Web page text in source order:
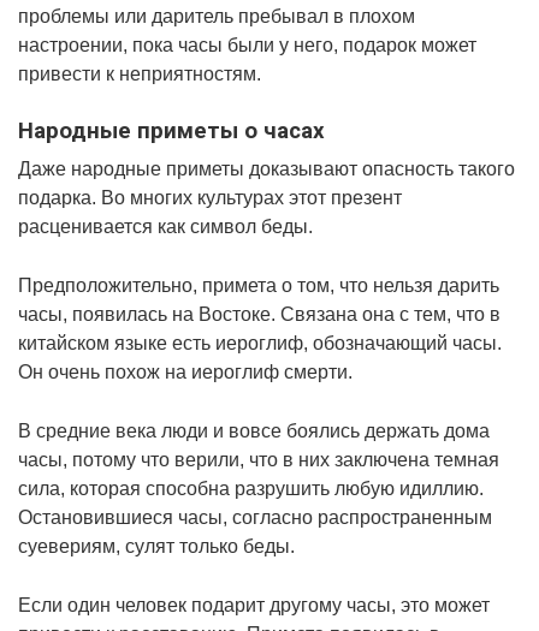
проблемы или даритель пребывал в плохом
настроении, пока часы были у него, подарок может
привести к неприятностям.
Народные приметы о часах
Даже народные приметы доказывают опасность такого
подарка. Во многих культурах этот презент
расценивается как символ беды.
Предположительно, примета о том, что нельзя дарить
часы, появилась на Востоке. Связана она с тем, что в
китайском языке есть иероглиф, обозначающий часы.
Он очень похож на иероглиф смерти.
В средние века люди и вовсе боялись держать дома
часы, потому что верили, что в них заключена темная
сила, которая способна разрушить любую идиллию.
Остановившиеся часы, согласно распространенным
суевериям, сулят только беды.
Если один человек подарит другому часы, это может